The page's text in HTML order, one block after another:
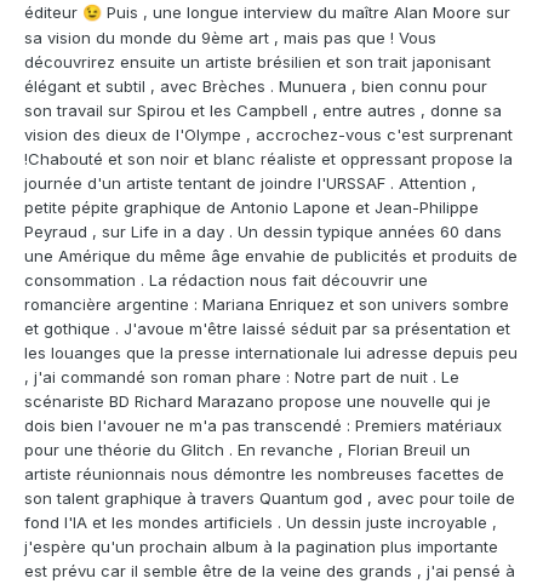
éditeur 😉 Puis , une longue interview du maître Alan Moore sur
sa vision du monde du 9ème art , mais pas que ! Vous
découvrirez ensuite un artiste brésilien et son trait japonisant
élégant et subtil , avec Brèches . Munuera , bien connu pour
son travail sur Spirou et les Campbell , entre autres , donne sa
vision des dieux de l'Olympe , accrochez-vous c'est surprenant
!Chabouté et son noir et blanc réaliste et oppressant propose la
journée d'un artiste tentant de joindre l'URSSAF . Attention ,
petite pépite graphique de Antonio Lapone et Jean-Philippe
Peyraud , sur Life in a day . Un dessin typique années 60 dans
une Amérique du même âge envahie de publicités et produits de
consommation . La rédaction nous fait découvrir une
romancière argentine : Mariana Enriquez et son univers sombre
et gothique . J'avoue m'être laissé séduit par sa présentation et
les louanges que la presse internationale lui adresse depuis peu
, j'ai commandé son roman phare : Notre part de nuit . Le
scénariste BD Richard Marazano propose une nouvelle qui je
dois bien l'avouer ne m'a pas transcendé : Premiers matériaux
pour une théorie du Glitch . En revanche , Florian Breuil un
artiste réunionnais nous démontre les nombreuses facettes de
son talent graphique à travers Quantum god , avec pour toile de
fond l'IA et les mondes artificiels . Un dessin juste incroyable ,
j'espère qu'un prochain album à la pagination plus importante
est prévu car il semble être de la veine des grands , j'ai pensé à